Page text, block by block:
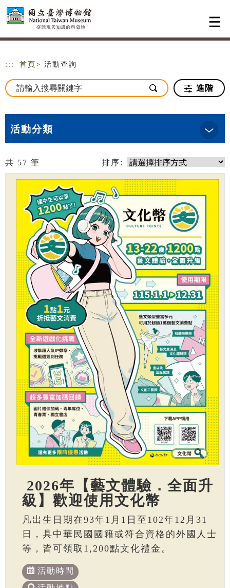
跳到主要內容
網站導覽
::: 首頁 > 活動查詢
進階
活動分類
共 57 筆 排序:
2026年【藝文體驗．全面升
級】歡迎使用文化幣
凡出生日期在93年1月1日至102年12月31
日，具中華民國國籍或符合資格的外國人士
等，皆可領取1,200點文化禮金。
活動時間